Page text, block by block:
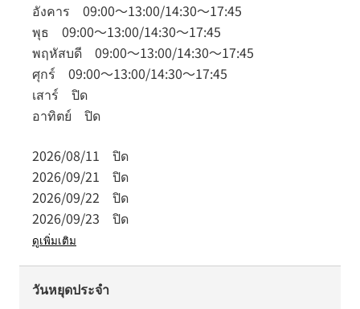
อังคาร 09:00～13:00/14:30～17:45
พุธ 09:00～13:00/14:30～17:45
พฤหัสบดี 09:00～13:00/14:30～17:45
ศุกร์ 09:00～13:00/14:30～17:45
เสาร์ ปิด
อาทิตย์ ปิด
2026/08/11 ปิด
2026/09/21 ปิด
2026/09/22 ปิด
2026/09/23 ปิด
ดูเพิ่มเติม
วันหยุดประจำ